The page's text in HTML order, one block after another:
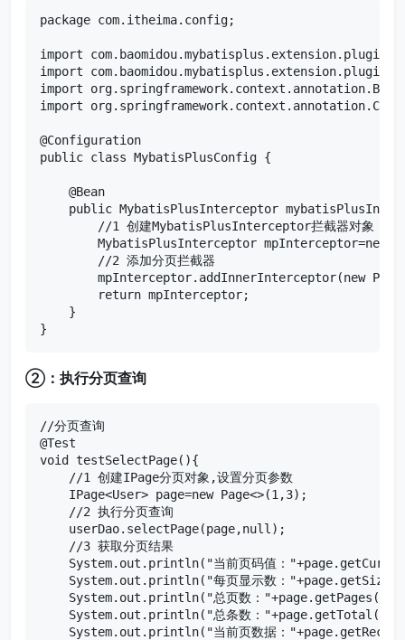
package com.itheima.config;
import
import
import
import
@Configuration
public class MybatisPlusConfig {
    @Bean
public MybatisPlusInterceptor
        //1 创建MybatisPlusInterceptor拦截器对象
MybatisPlusInterceptor mpInterceptor=new
        //2 添加分页拦截器
mpInterceptor.addInnerInterceptor(new
        return mpInterceptor;
    }
}
②：执行分页查询
//分页查询
@Test
void testSelectPage(){
    //1 创建IPage分页对象,设置分页参数
    IPage<User> page=new Page<>(1,3);
    //2 执行分页查询
    userDao.selectPage(page,null);
    //3 获取分页结果
System.out.println("当前页码值：
System.out.println("每页显示数：
    System.out.println("总页数："+page.getPages());
    System.out.println("总条数："+page.getTotal());
System.out.println("当前页数据：